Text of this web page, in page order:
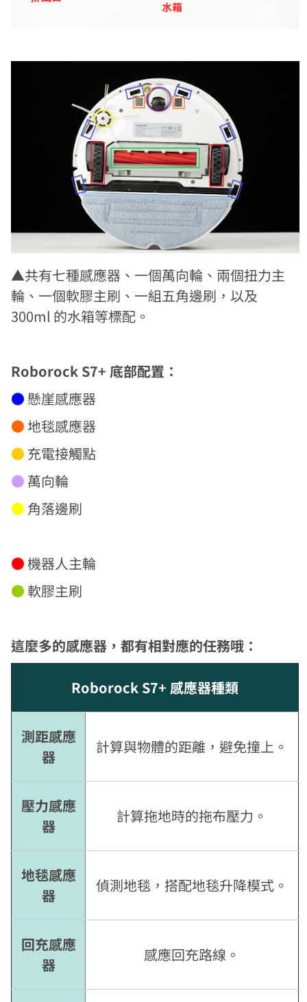
▲共有七種感應器、一個萬向輪、兩個扭力主
輪、一個軟膠主刷、一組五角邊刷，以及
300ml 的水箱等標配。
Roborock S7+ 底部配置：
● 懸崖感應器
● 地毯感應器
● 充電接觸點
● 萬向輪
● 角落邊刷
●機器人主輪
●軟膠主刷
這麼多的感應器，都有相對應的任務哦：
Roborock S7+ 感應器種類
測距感應
器
計算與物體的距離，避免撞上。
壓力感應
器
計算拖地時的拖布壓力。
地毯感應
器
偵測地毯，搭配地毯升降模式。
回充感應
器
感應回充路線。